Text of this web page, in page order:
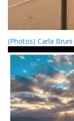
(Photos) Carla